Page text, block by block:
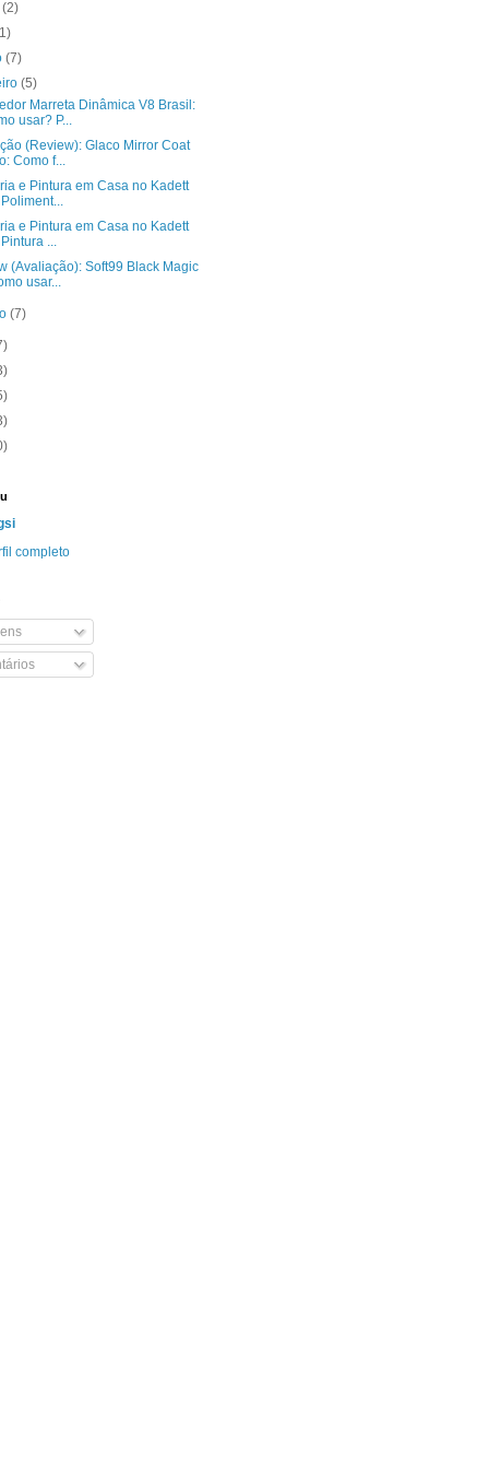
(2)
(7)
(5)
Marreta Dinâmica V8 Brasil:
usar? P...
(Review): Glaco Mirror Coat
Como f...
e Pintura em Casa no Kadett
e Pintura em Casa no Kadett
...
(Avaliação): Soft99 Black Magic
usar...
(7)
completo